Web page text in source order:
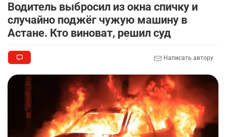
Водитель выбросил из окна спичку и
случайно поджёг чужую машину в
Астане. Кто виноват, решил суд
Написать автору